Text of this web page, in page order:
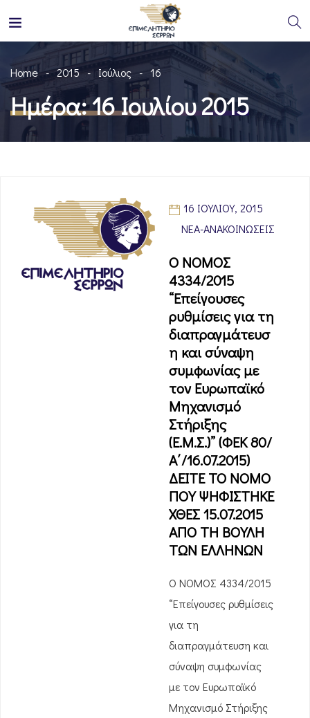
Home 2015 Ιούλιος 16
Ημέρα:16 Ιουλίου 2015
16 ΙΟΥΛΊΟΥ, 2015
ΝΈΑ-ΑΝΑΚΟΙΝΏΣΕΙΣ
Ο ΝΟΜΟΣ
4334/2015
“Επείγουσες
ρυθμίσεις για τη
διαπραγμάτευσ
η και σύναψη
συμφωνίας με
τον Ευρωπαϊκό
Μηχανισμό
Στήριξης
(Ε.Μ.Σ.)” (ΦΕΚ 80/
Α΄/16.07.2015)
ΔΕΙΤΕ ΤΟ ΝΟΜΟ
ΠΟΥ ΨΗΦΙΣΤΗΚΕ
ΧΘΕΣ 15.07.2015
ΑΠΟ ΤΗ ΒΟΥΛΗ
ΤΩΝ ΕΛΛΗΝΩΝ
Ο ΝΟΜΟΣ 4334/2015
“Επείγουσες ρυθμίσεις
για τη
διαπραγμάτευση και
σύναψη συμφωνίας
με τον Ευρωπαϊκό
Μηχανισμό Στήριξης